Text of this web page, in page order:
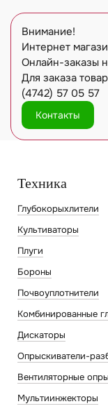
Внимание!
Интернет
Онлайн-заказы
Для заказа
(4742) 57 05 57
Контакты
Техника
Глубокорыхлители
Культиваторы
Плуги
Бороны
Почвоуплотнители
Комбинированные
Дискаторы
Опрыскиватели-
Вентиляторные
Мультиинжекторы